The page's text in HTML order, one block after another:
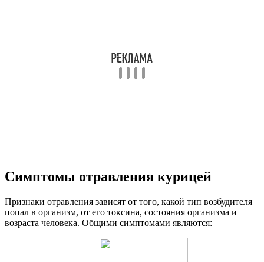
Симптомы отравления курицей
Признаки отравления зависят от того, какой тип возбудителя
попал в организм, от его токсина, состояния организма и
возраста человека. Общими симптомами являются: